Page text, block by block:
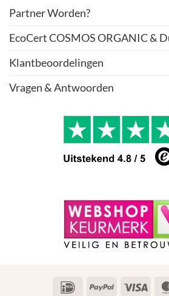
Partner Worden?
EcoCert COSMOS ORGANIC &
Klantbeoordelingen
Vragen & Antwoorden
IDeal PayPal Visa